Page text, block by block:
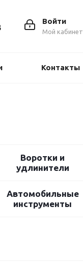
Войти
Мой кабинет
Контакты
Воротки и
удлинители
Автомобильные
инструменты